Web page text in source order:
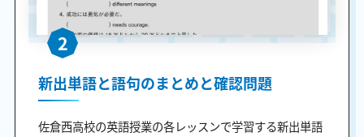
2
新出単語と語句のまとめと確認問題
佐倉西高校の英語授業の各レッスンで学習する新出単語